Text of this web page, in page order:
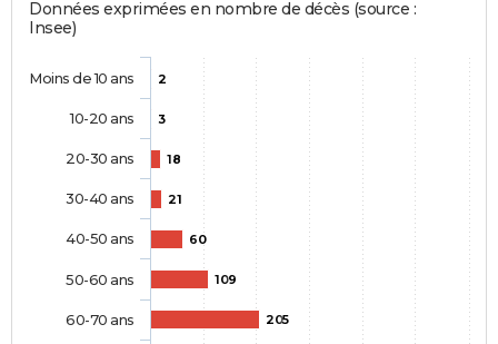
Données exprimées en nombre de décès (source :
Insee)
2
3
18
21
60
109
205
Moins de 10 ans
10-20 ans
20-30 ans
30-40 ans
40-50 ans
50-60 ans
60-70 ans